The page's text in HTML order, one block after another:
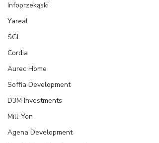
Infoprzekąski
Yareal
SGI
Cordia
Aurec Home
Soffia Development
D3M Investments
Mill-Yon
Agena Development